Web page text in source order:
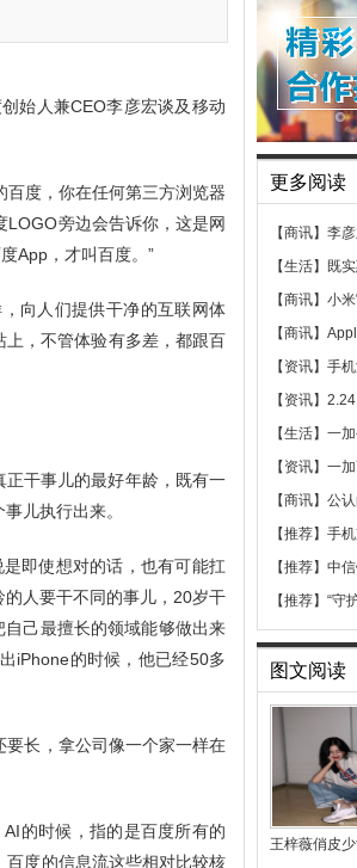
始人兼CEO李彦宏谈及移动
百度，你在任何第三方浏览器
旁边会告诉你，这是网
App，才叫百度。”
向人们提供干净的互联网体
，不管体验有多差，都跟百
正干事儿的最好年龄，既有一
儿执行出来。
即使想对的话，也有可能扛
人要干不同的事儿，20岁干
己最擅长的领域能够做出来
iPhone的时候，他已经50多
长，拿公司像一个家一样在
的时候，指的是百度所有的
度的信息流这些相对比较核
更多阅读
【商讯】 李
【生活】 既
【商讯】 小
【商讯】
【资讯】 手
【资讯】
【生活】 一
【资讯】 一
【商讯】 公
【推荐】 手
【推荐】 中
【推荐】 “守
图文阅读
王梓薇俏皮